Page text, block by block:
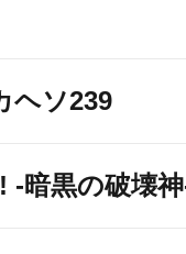
ヘソ239
-暗黒の破壊